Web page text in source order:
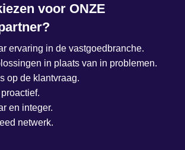
voor ONZE
ervaring in de vastgoedbranche.
in plaats van in problemen.
op de klantvraag.
en integer.
netwerk.